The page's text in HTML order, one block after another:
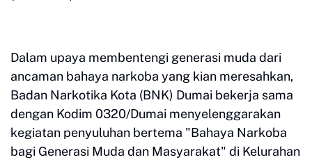
Dalam upaya membentengi generasi muda dari
ancaman bahaya narkoba yang kian meresahkan,
Badan Narkotika Kota (BNK) Dumai bekerja sama
dengan Kodim 0320/Dumai menyelenggarakan
kegiatan penyuluhan bertema "Bahaya Narkoba
bagi Generasi Muda dan Masyarakat" di Kelurahan